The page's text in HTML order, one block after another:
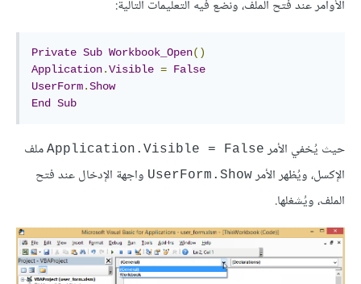
الأوامر عند فتح الملف، ونضع فيه التعليمات التالية:
Private Sub Workbook_Open()
Application.Visible = False
UserForm.Show
End Sub
حيث يُخفي الأمر Application.Visible = False ملف
الإكسل، ويُظهر الأمرUserForm.Show واجهة الإدخال عند فتح
الملف، ويُشغلها.